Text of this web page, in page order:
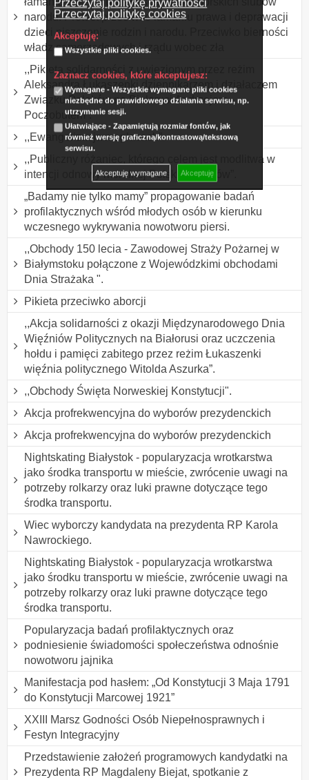
Przeczytaj politykę prywatności
Przeczytaj politykę cookies
Akceptuję:
Wszystkie pliki cookies.
Zaznacz cookies, które akceptujesz:
Wymagane - Wszystkie wymagane pliki cookies
niezbędne do prawidłowego działania serwisu, np.
utrzymanie sesji.
Ułatwiające - Zapamiętują rozmiar fontów, jak
również wersję graficzną/kontrastową/tekstową
serwisu.
Akceptuję wymagane Akceptuję
narodu. Protest przeciwko łamaniu prawa i deprawacji
dzieci niszczenie rodzin i narodu. Przeciwko bierności
władz samorządowych i rządu wobec zła
,,Pikieta solidarności z uwięzionym przez reżim
Aleksandra Łukaszenki dziennikarzem i działaczem
Związku Polaków na Białorusi Andrzejem
Poczobutem”.
,,Ewangelizacja na placach”.
,,Publiczny różaniec, którego celem jest modlitwa w
intencji odnowy moralnej Polski i Polaków”.
„Badamy nie tylko mamy” propagowanie badań
profilaktycznych wśród młodych osób w kierunku
wczesnego wykrywania nowotworu piersi.
,,Obchody 150 lecia - Zawodowej Straży Pożarnej w
Białymstoku połączone z Wojewódzkimi obchodami
Dnia Strażaka ".
Pikieta przeciwko aborcji
,,Akcja solidarności z okazji Międzynarodowego Dnia
Więźniów Politycznych na Białorusi oraz uczczenia
hołdu i pamięci zabitego przez reżim Łukaszenki
więźnia politycznego Witolda Aszurka”.
,,Obchody Święta Norweskiej Konstytucji".
Akcja profrekwencyjna do wyborów prezydenckich
Akcja profrekwencyjna do wyborów prezydenckich
Nightskating Białystok - popularyzacja wrotkarstwa
jako środka transportu w mieście, zwrócenie uwagi na
potrzeby rolkarzy oraz luki prawne dotyczące tego
środka transportu.
Wiec wyborczy kandydata na prezydenta RP Karola
Nawrockiego.
Nightskating Białystok - popularyzacja wrotkarstwa
jako środku transportu w mieście, zwrócenie uwagi na
potrzeby rolkarzy oraz luki prawne dotyczące tego
środka transportu.
Popularyzacja badań profilaktycznych oraz
podniesienie świadomości społeczeństwa odnośnie
nowotworu jajnika
Manifestacja pod hasłem: „Od Konstytucji 3 Maja 1791
do Konstytucji Marcowej 1921”
XXIII Marsz Godności Osób Niepełnosprawnych i
Festyn Integracyjny
Przedstawienie założeń programowych kandydatki na
Prezydenta RP Magdaleny Biejat, spotkanie z